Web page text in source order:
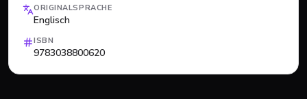
ORIGINALSPRACHE
Englisch
ISBN
9783038800620